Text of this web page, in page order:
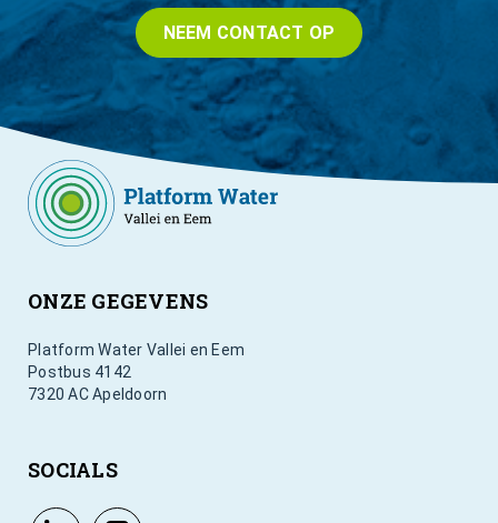
NEEM CONTACT OP
ONZE GEGEVENS
Platform Water Vallei en Eem
Postbus 4142
7320 AC Apeldoorn
SOCIALS